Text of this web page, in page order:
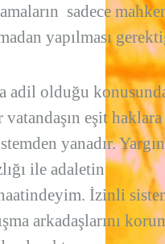
sadece
yapılması
adil olduğu
eşit
yanadır.
ile adaletin
İzinli
arkadaşlarını